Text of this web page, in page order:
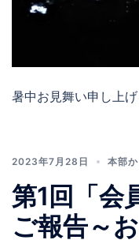
暑中お見舞い申し上
2023年7月28日 本部
第1回「会
ご報告～